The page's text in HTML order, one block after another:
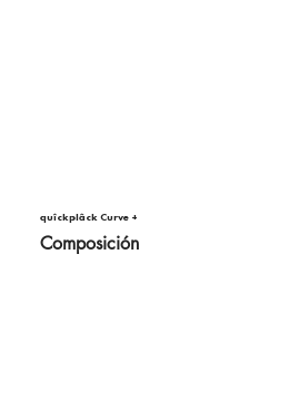
quîckplâck Curve +
Composición